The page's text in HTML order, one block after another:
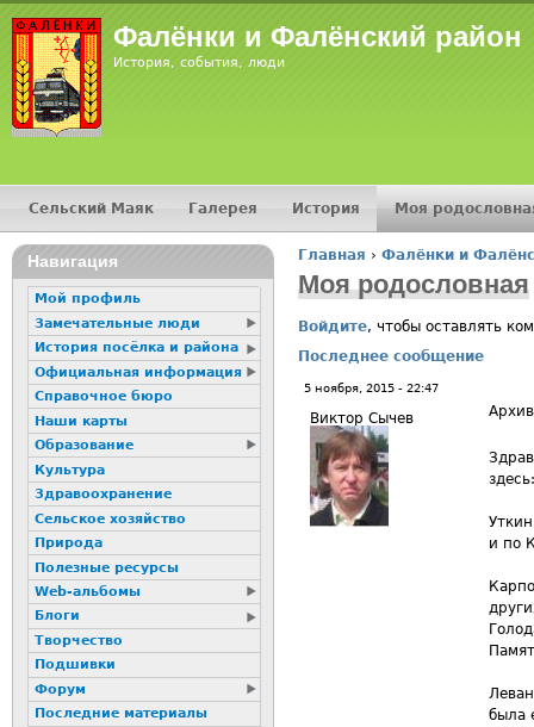
Фалёнки и Фалёнский район
История, события, люди
Вы здесь
Главная › Фалёнки и
Моя родословная
Войдите, чтобы оставлять
Последнее сообщение
5 ноября, 2015 - 22:47
Виктор Сычев Архив
и по
была
Главное меню
Сельский Маяк Галерея История Моя
16+
Навигация
Мой профиль
Замечательные люди
История посёлка и района
Официальная информация
Справочное бюро
Наши карты
Образование
Культура
Здравоохранение
Сельское хозяйство
Природа
Полезные ресурсы
Web-альбомы
Блоги
Творчество
Подшивки
Форум
Последние материалы